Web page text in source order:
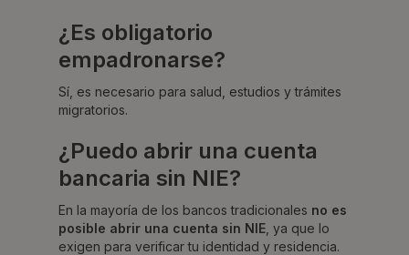
¿Es obligatorio
empadronarse?
Sí, es necesario para salud, estudios y trámites
migratorios.
¿Puedo abrir una cuenta
bancaria sin NIE?
En la mayoría de los bancos tradicionales no es
posible abrir una cuenta sin NIE , ya que lo
exigen para verificar tu identidad y residencia.